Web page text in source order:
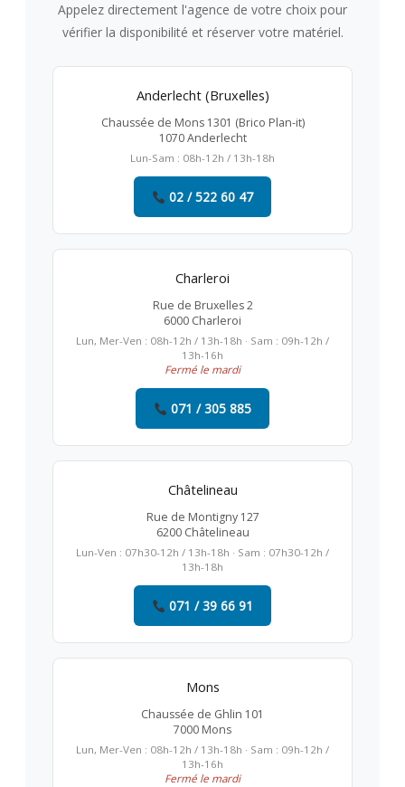
Appelez directement l'agence de votre choix pour
vérifier la disponibilité et réserver votre matériel.
Anderlecht (Bruxelles)
Chaussée de Mons 1301 (Brico Plan-it)
1070 Anderlecht
Lun-Sam : 08h-12h / 13h-18h
02 / 522 60 47
Charleroi
Rue de Bruxelles 2
6000 Charleroi
Lun, Mer-Ven : 08h-12h / 13h-18h · Sam : 09h-12h /
13h-16h
Fermé le mardi
071 / 305 885
Châtelineau
Rue de Montigny 127
6200 Châtelineau
Lun-Ven : 07h30-12h / 13h-18h · Sam : 07h30-12h /
13h-18h
071 / 39 66 91
Mons
Chaussée de Ghlin 101
7000 Mons
Lun, Mer-Ven : 08h-12h / 13h-18h · Sam : 09h-12h /
13h-16h
Fermé le mardi